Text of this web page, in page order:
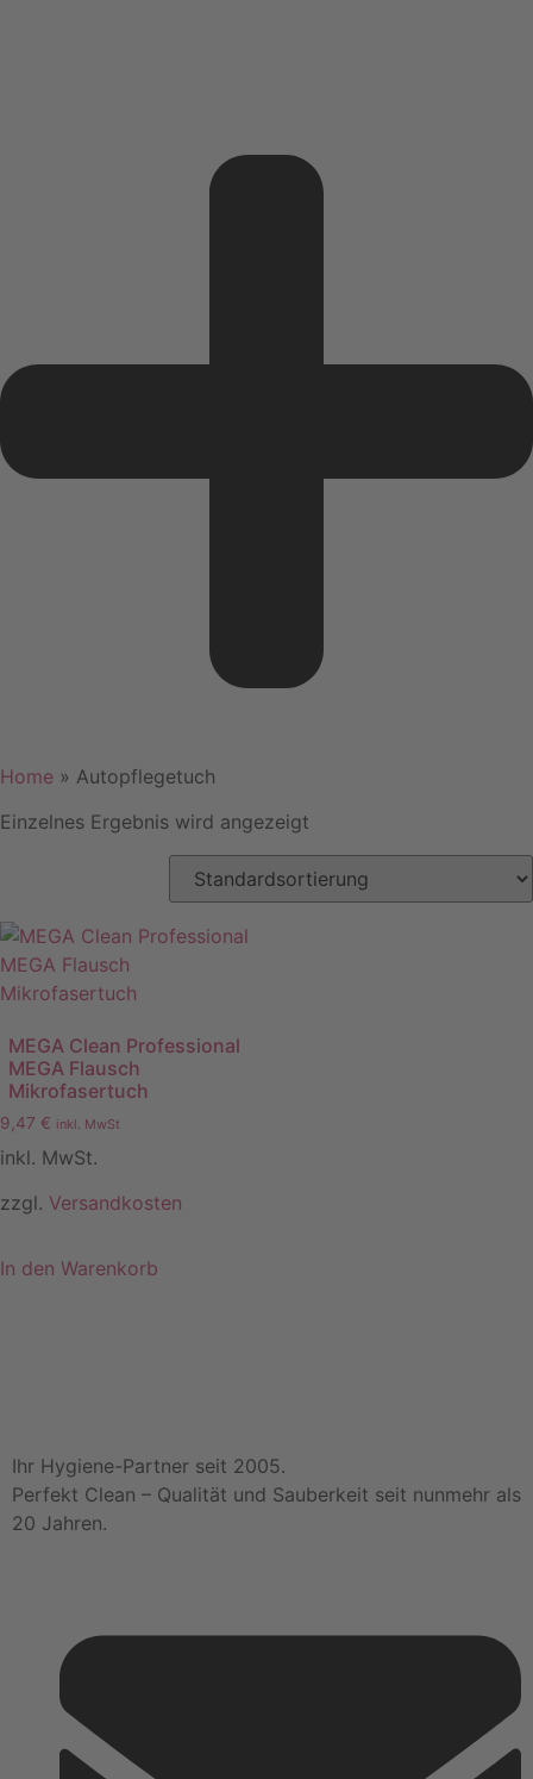
Home » Autopflegetuch
Einzelnes Ergebnis wird angezeigt
MEGA Clean Professional
MEGA Flausch
Mikrofasertuch
9,47 € inkl. MwSt
inkl. MwSt.
zzgl. Versandkosten
In den Warenkorb
Ihr Hygiene-Partner seit 2005.
Perfekt Clean – Qualität und Sauberkeit seit nunmehr als
20 Jahren.